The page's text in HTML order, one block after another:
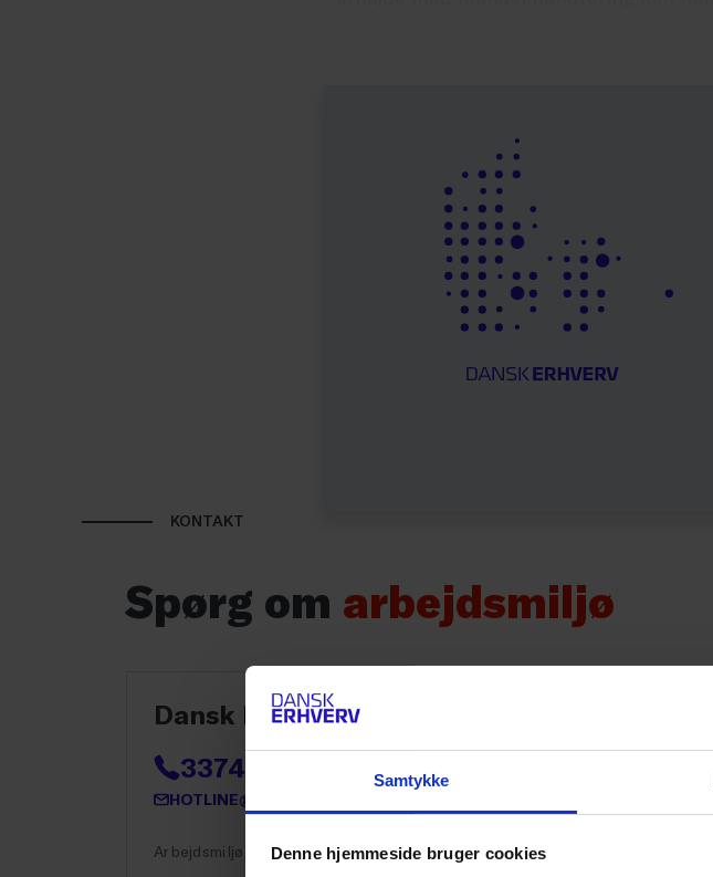
Samtykke
Denne hjemmeside bruger cookies
KONTAKT
Spørg om arbejdsmiljø
Dansk Erhvervs hotline
3374 6400
HOTLINE@DANSKERHVERV.DK
Arbejdsmiljø